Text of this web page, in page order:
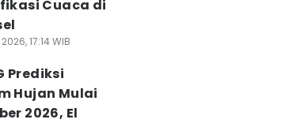
Cuaca di
17:14 WIB
Prediksi
Hujan Mulai
2026, El